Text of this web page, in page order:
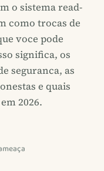
o sistema read-
como trocas de
voce pode
significa, os
seguranca, as
e quais
2026.